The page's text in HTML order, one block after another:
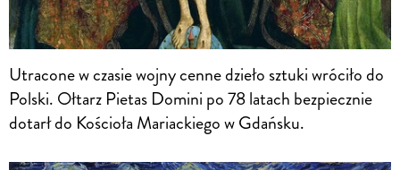
Utracone w czasie wojny cenne dzieło sztuki wróciło do
Polski. Ołtarz Pietas Domini po 78 latach bezpiecznie
dotarł do Kościoła Mariackiego w Gdańsku.